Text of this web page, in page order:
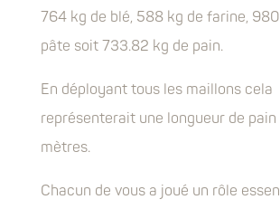
764 kg de blé, 588 kg de farine,
pâte soit 733.82 kg de pain.
En déployant tous les maillons cela
représenterait une longueur de pain
mètres.
Chacun de vous a joué un rôle